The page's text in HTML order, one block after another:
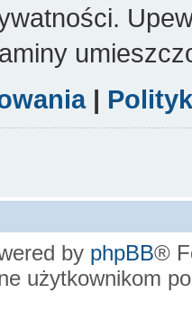
|
by phpBB®
użytkownikom